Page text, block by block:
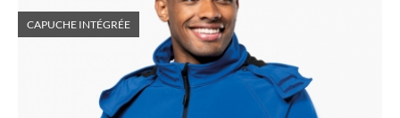
CAPUCHE INTÉGRÉE